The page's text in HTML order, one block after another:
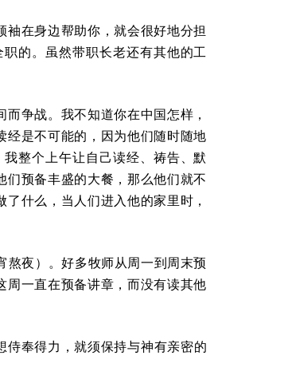
在身边帮助你，就会很好地分担
的。虽然带职长老还有其他的工
争战。我不知道你在中国怎样，
经是不可能的，因为他们随时随地
整个上午让自己读经、祷告、默
预备丰盛的大餐，那么他们就不
什么，当人们进入他的家里时，
夜）。好多牧师从周一到周末预
周一直在预备讲章，而没有读其他
侍奉得力，就须保持与神有亲密的